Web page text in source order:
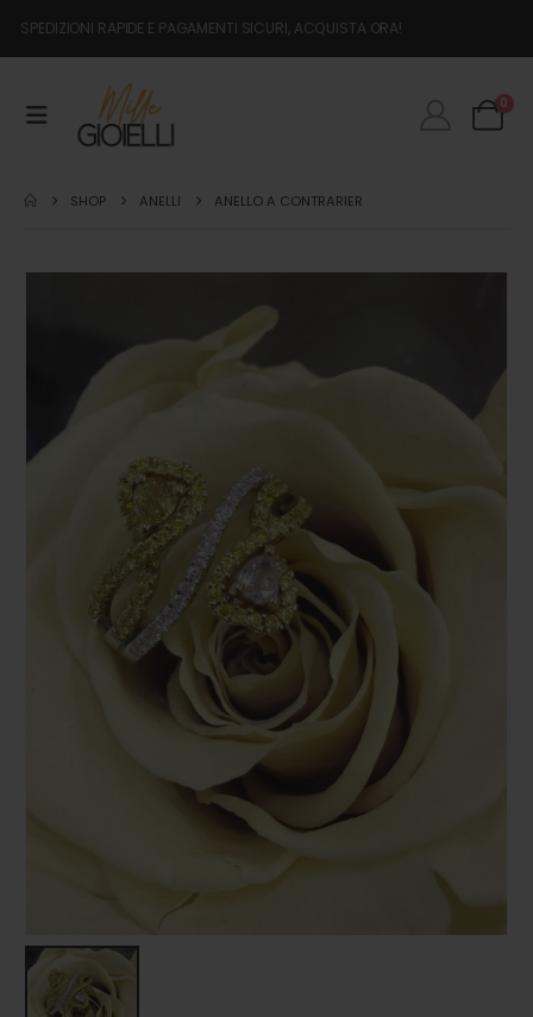
SPEDIZIONI RAPIDE E PAGAMENTI SICURI, ACQUISTA ORA!
0
SHOP ANELLI ANELLO A CONTRARIER